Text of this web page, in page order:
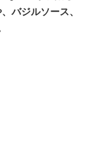
バジルソース、